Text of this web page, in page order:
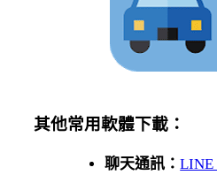
其他常用軟體下載：
聊天通訊：LINE